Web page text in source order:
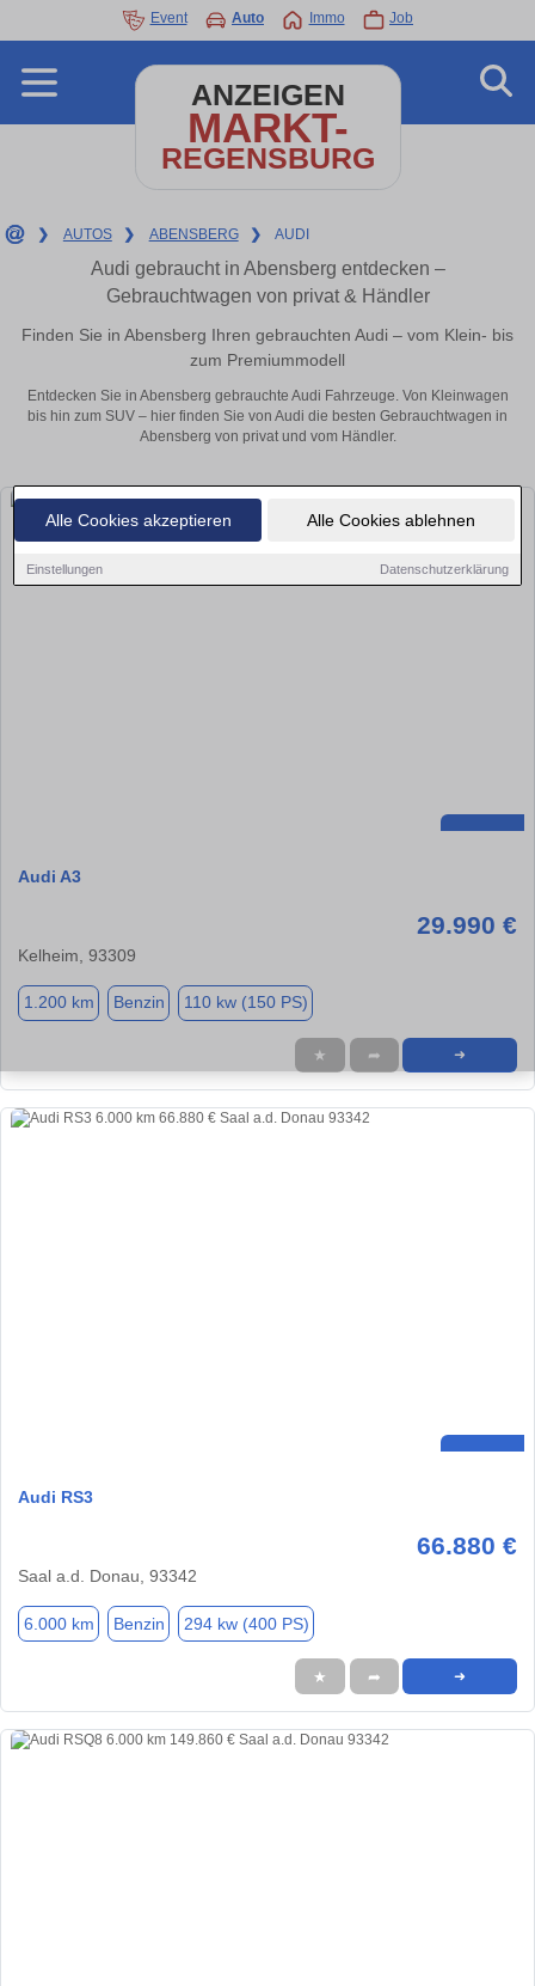
Alle Cookies akzeptieren Alle Cookies ablehnen
Einstellungen Datenschutzerklärung
Event Auto Immo Job
ANZEIGEN
MARKT-
REGENSBURG
❯ AUTOS ❯ ABENSBERG ❯ AUDI
Audi gebraucht in Abensberg entdecken –
Gebrauchtwagen von privat & Händler
Finden Sie in Abensberg Ihren gebrauchten Audi – vom Klein- bis
zum Premiummodell
Entdecken Sie in Abensberg gebrauchte Audi Fahrzeuge. Von Kleinwagen
bis hin zum SUV – hier finden Sie von Audi die besten Gebrauchtwagen in
Abensberg von privat und vom Händler.
Audi A3
29.990 €
Kelheim, 93309
1.200 km Benzin 110 kw (150 PS)
★ ➦ ➜
Audi RS3
66.880 €
Saal a.d. Donau, 93342
6.000 km Benzin 294 kw (400 PS)
★ ➦ ➜